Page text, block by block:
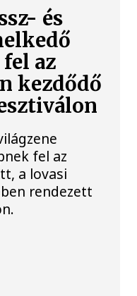
és
az
kezdődő
fel az
a lovasi
rendezett